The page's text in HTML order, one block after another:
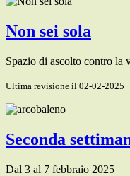
Non sei sola
Spazio di ascolto contro la
Ultima revisione il 02-02-2025
Seconda
Dal 3 al 7 febbraio 2025